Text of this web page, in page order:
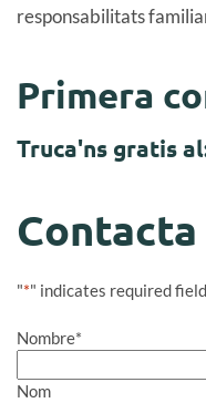
responsabilitats
Primera
Truca'ns gratis
"*" indicates required
Nombre*
Nom